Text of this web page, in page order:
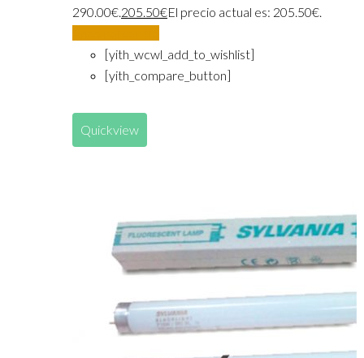
290.00€.205.50€El precio actual es: 205.50€.
[yith_wcwl_add_to_wishlist]
[yith_compare_button]
Quickview